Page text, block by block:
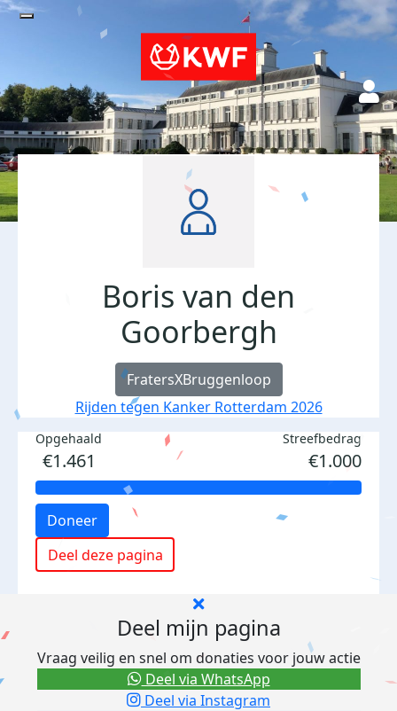
Boris van den
Goorbergh
FratersXBruggenloop
Rijden tegen Kanker Rotterdam 2026
Opgehaald
€1.461
Streefbedrag
€1.000
Doneer
Deel deze pagina
Deel mijn pagina
Vraag veilig en snel om donaties voor jouw actie
Deel via Instagram
Deel via WhatsApp